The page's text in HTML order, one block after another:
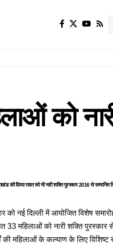
को
की दिव्या रावत को भी नारी शक्ति पुरस्कार 2016 से सम्मानित
को नई दिल्‍ली में आयोजित विशेष
33 महिलाओं को नारी शक्ति पुरस्कार
की महिलाओं के कल्‍याण के लिए विशिष्‍ट